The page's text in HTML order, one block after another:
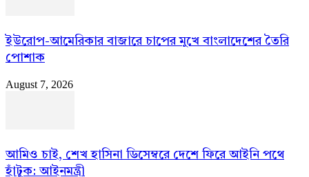
ইউরোপ-আমেরিকার বাজারে চাপের মুখে বাংলাদেশের তৈরি
পোশাক
August 7, 2026
আমিও চাই, শেখ হাসিনা ডিসেম্বরে দেশে ফিরে আইনি পথে
হাঁটুক: আইনমন্ত্রী